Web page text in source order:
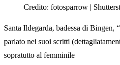
Credito: fotosparrow |
Santa Ildegarda, badessa di Bingen,
parlato nei suoi scritti
sopratutto al femminile